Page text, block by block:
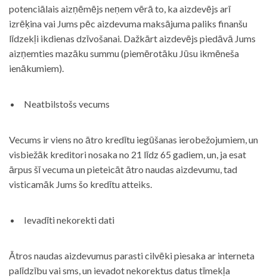
potenciālais aizņēmējs neņem vērā to, ka aizdevējs arī
izrēķina vai Jums pēc aizdevuma maksājuma paliks finanšu
līdzekļi ikdienas dzīvošanai. Dažkārt aizdevējs piedāvā Jums
aizņemties mazāku summu (piemērotāku Jūsu ikmēneša
ienākumiem).
Neatbilstošs vecums
Vecums ir viens no ātro kredītu iegūšanas ierobežojumiem, un
visbiežāk kreditori nosaka no 21 līdz 65 gadiem, un, ja esat
ārpus šī vecuma un pieteicāt ātro naudas aizdevumu, tad
visticamāk Jums šo kredītu atteiks.
Ievadīti nekorekti dati
Ātros naudas aizdevumus parasti cilvēki piesaka ar interneta
palīdzību vai sms, un ievadot nekorektus datus tīmekļa